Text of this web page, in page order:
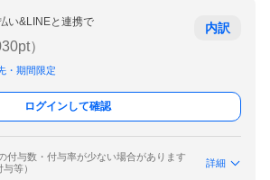
い&LINEと連携で
pt）
・期間限定
内訳
ログインして確認
付与数・付与率が少ない場合があります
等）
詳細